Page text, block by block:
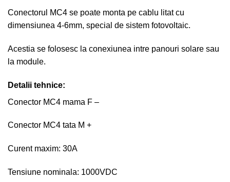
Conectorul MC4 se poate monta pe cablu litat cu
dimensiunea 4-6mm, special de sistem fotovoltaic.
Acestia se folosesc la conexiunea intre panouri solare sau
la module.
Detalii tehnice:
Conector MC4 mama F –
Conector MC4 tata M +
Curent maxim: 30A
Tensiune nominala: 1000VDC